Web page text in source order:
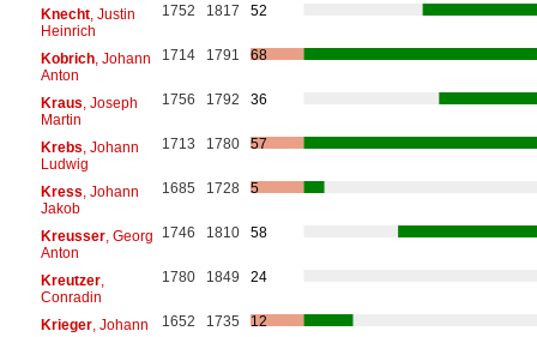
Knecht, Justin
Heinrich
1752 1817 52
Kobrich, Johann
Anton
1714 1791 68
Kraus , Joseph
Martin
1756 1792 36
Krebs , Johann
Ludwig
1713 1780 57
Kress , Johann
Jakob
1685 1728 5
Kreusser, Georg
Anton
1746 1810 58
Kreutzer,
Conradin
1780 1849 24
Krieger, Johann 1652 1735
12